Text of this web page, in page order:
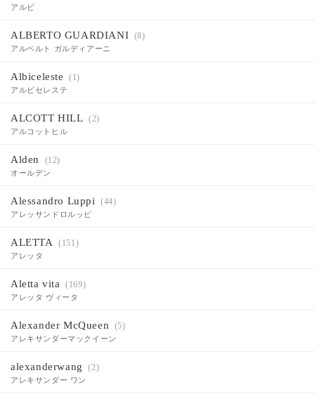
アルビ
ALBERTO GUARDIANI (8)
アルベルト ガルディアーニ
Albiceleste (1)
アルビセレステ
ALCOTT HILL (2)
アルコットヒル
Alden (12)
オールデン
Alessandro Luppi (44)
アレッサンドロルッピ
ALETTA (151)
アレッタ
Aletta vita (169)
アレッタ ヴィータ
Alexander McQueen (5)
アレキサンダーマックイーン
alexanderwang (2)
アレキサンダー ワン